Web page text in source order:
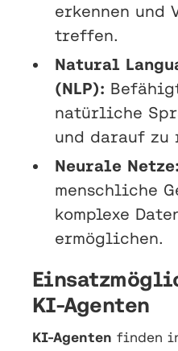
erkennen und
treffen.
Natural
(NLP):
natürliche
und darauf zu
Neurale Netze:
menschliche
komplexe
ermöglichen.
KI-Agenten
KI-Agenten finden